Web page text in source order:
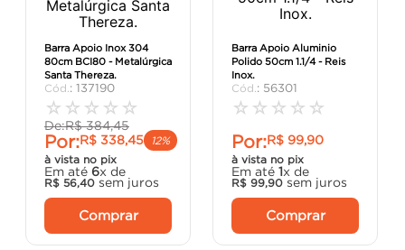
Barra Apoio Inox 304
80cm BCI80 - Metalúrgica
Santa Thereza.
: 137190
☆ ☆ ☆ ☆ ☆
De:R$ 384,45
Por:R$ 338,45
12%
à vista no pix
Em até 6x de
R$ 56,40 sem juros
Comprar
Barra Apoio Aluminio
Polido 50cm 1.1/4 - Reis
Inox.
: 56301
☆ ☆ ☆ ☆ ☆
Por:R$ 99,90
à vista no pix
Em até 1x de
R$ 99,90 sem juros
Comprar
chuveiro
porta
º argamassa
cadeira
º cimento